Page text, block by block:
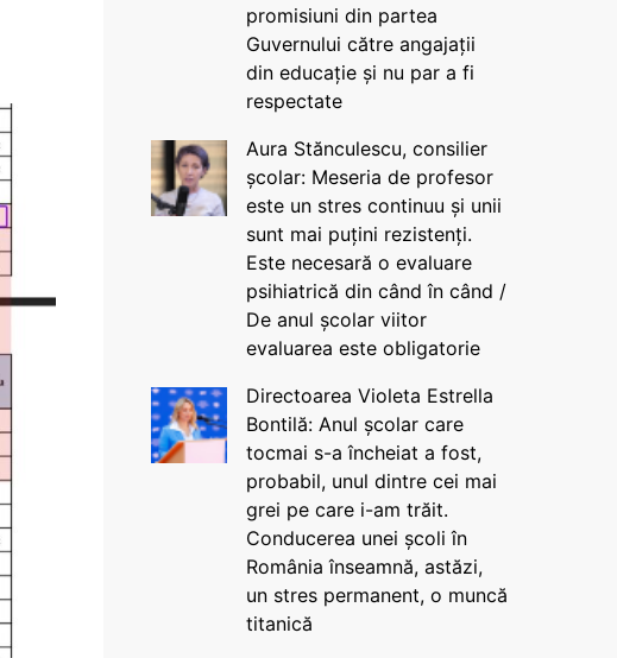
promisiuni din partea
Guvernului către angajații
din educație și nu par a fi
respectate
Aura Stănculescu, consilier
școlar: Meseria de profesor
este un stres continuu și unii
sunt mai puțini rezistenți.
Este necesară o evaluare
psihiatrică din când în când /
De anul școlar viitor
evaluarea este obligatorie
Directoarea Violeta Estrella
Bontilă: Anul școlar care
tocmai s-a încheiat a fost,
probabil, unul dintre cei mai
grei pe care i-am trăit.
Conducerea unei școli în
România înseamnă, astăzi,
un stres permanent, o muncă
titanică